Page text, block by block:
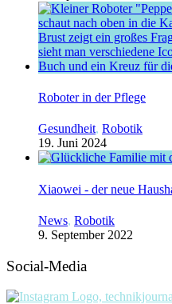
Roboter in der Pflege
Gesundheit, Robotik
19. Juni 2024
Xiaowei - der neue
News, Robotik
9. September 2022
Social-Media